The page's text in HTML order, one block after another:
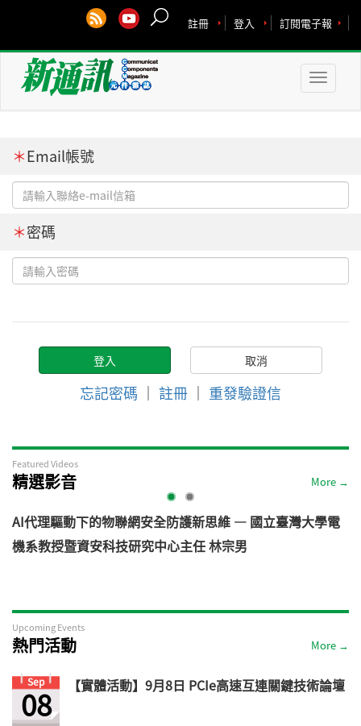
訂閱電子報
登入
註冊
Toggle
＊Email帳號
＊密碼
忘記密碼 ｜ 註冊 ｜ 重發驗證信
Featured Videos
精選影音 More →
AI代理驅動下的物聯網安全防護新思維 — 國立臺灣大學電
機系教授暨資安科技研究中心主任 林宗男
Upcoming Events
熱門活動 More →
Sep
08 【實體活動】9月8日 PCIe高速互連關鍵技術論壇